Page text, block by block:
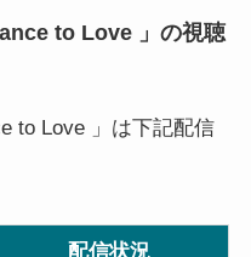
to Love 」の視聴
to Love 」は下記配信
配信状況